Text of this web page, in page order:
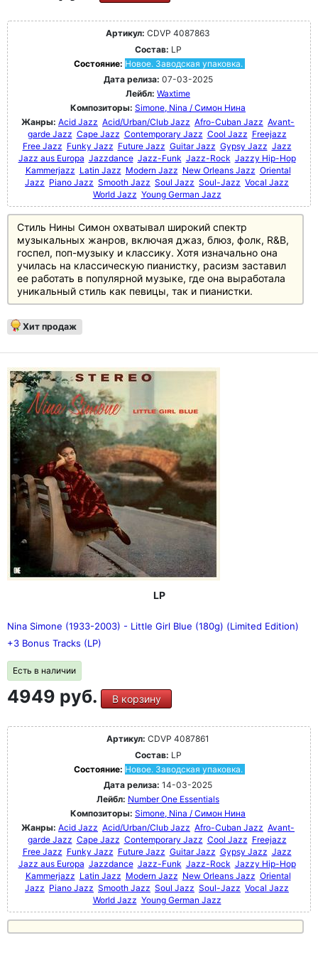
Артикул: CDVP 4087863
Состав: LP
Состояние: Новое. Заводская упаковка.
Дата релиза: 07-03-2025
Лейбл: Waxtime
Композиторы: Simone, Nina / Симон Нина
Жанры: Acid Jazz Acid/Urban/Club Jazz Afro-Cuban Jazz Avant-
garde Jazz Cape Jazz Contemporary Jazz Cool Jazz Freejazz
Free Jazz Funky Jazz Future Jazz Guitar Jazz Gypsy Jazz Jazz
Jazz aus Europa Jazzdance Jazz-Funk Jazz-Rock Jazzy Hip-Hop
Kammerjazz Latin Jazz Modern Jazz New Orleans Jazz Oriental
Jazz Piano Jazz Smooth Jazz Soul Jazz Soul-Jazz Vocal Jazz
World Jazz Young German Jazz
Стиль Нины Симон охватывал широкий спектр
музыкальных жанров, включая джаз, блюз, фолк, R&B,
госпел, поп-музыку и классику. Хотя изначально она
училась на классическую пианистку, расизм заставил
ее работать в популярной музыке, где она выработала
уникальный стиль как певицы, так и пианистки.
Хит продаж
LP
Nina Simone (1933-2003) - Little Girl Blue (180g) (Limited Edition)
+3 Bonus Tracks (LP)
Есть в наличии
4949 руб. В корзину
Артикул: CDVP 4087861
Состав: LP
Состояние: Новое. Заводская упаковка.
Дата релиза: 14-03-2025
Лейбл: Number One Essentials
Композиторы: Simone, Nina / Симон Нина
Жанры: Acid Jazz Acid/Urban/Club Jazz Afro-Cuban Jazz Avant-
garde Jazz Cape Jazz Contemporary Jazz Cool Jazz Freejazz
Free Jazz Funky Jazz Future Jazz Guitar Jazz Gypsy Jazz Jazz
Jazz aus Europa Jazzdance Jazz-Funk Jazz-Rock Jazzy Hip-Hop
Kammerjazz Latin Jazz Modern Jazz New Orleans Jazz Oriental
Jazz Piano Jazz Smooth Jazz Soul Jazz Soul-Jazz Vocal Jazz
World Jazz Young German Jazz